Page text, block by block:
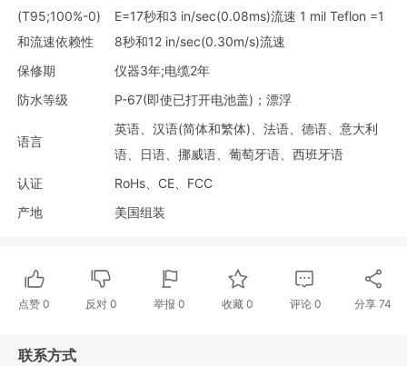
(T95;100%-0)
和流速依赖性
E=17秒和3 in/sec(0.08ms)流速 1 mil Teflon =1
8秒和12 in/sec(0.30m/s)流速
保修期
仪器3年;电缆2年
防水等级
P-67(即使已打开电池盖)；漂浮
语言
英语、汉语(简体和繁体)、法语、德语、意大利
语、日语、挪威语、葡萄牙语、西班牙语
认证
RoHs、CE、FCC
产地
美国组装
点赞 0 反对0 举报 0 收藏 0 评论 0 分享74
联系方式